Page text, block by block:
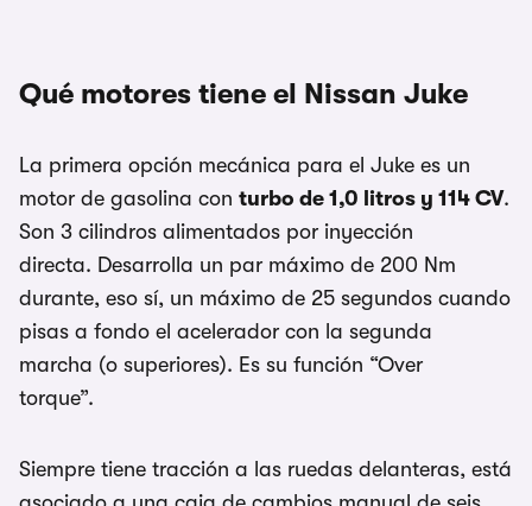
Qué motores tiene el Nissan Juke
La primera opción mecánica para el Juke es un
motor de gasolina con turbo de 1,0 litros y 114 CV.
Son 3 cilindros alimentados por inyección
directa. Desarrolla un par máximo de 200 Nm
durante, eso sí, un máximo de 25 segundos cuando
pisas a fondo el acelerador con la segunda
marcha (o superiores). Es su función “Over
torque”.
Siempre tiene tracción a las ruedas delanteras, está